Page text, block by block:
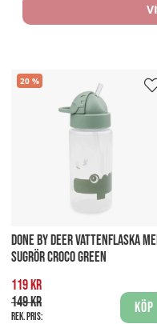
20
DONE BY DEER VATTENFLASKA
SUGRÖR CROCO GREEN
119 kr
149 kr
Rek. pris:
Köp